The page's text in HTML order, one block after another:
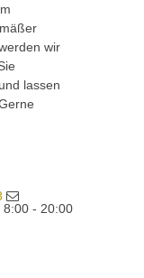
wir
lassen
8:00 - 20:00